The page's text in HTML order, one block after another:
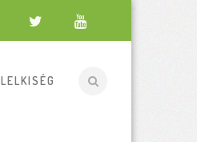
LELKISÉG